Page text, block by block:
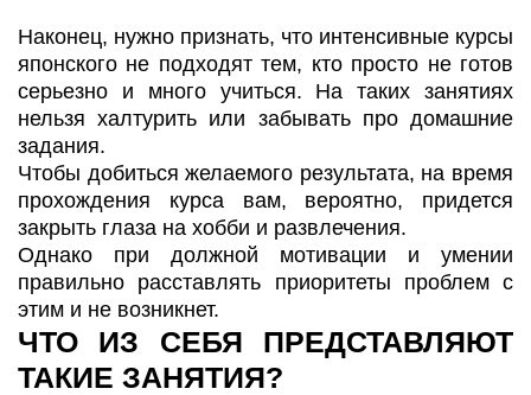
Наконец, нужно признать, что интенсивные курсы
японского не подходят тем, кто просто не готов
серьезно и много учиться. На таких занятиях
нельзя халтурить или забывать про домашние
задания.
Чтобы добиться желаемого результата, на время
прохождения курса вам, вероятно, придется
закрыть глаза на хобби и развлечения.
Однако при должной мотивации и умении
правильно расставлять приоритеты проблем с
этим и не возникнет.
ЧТО ИЗ СЕБЯ ПРЕДСТАВЛЯЮТ
ТАКИЕ ЗАНЯТИЯ?